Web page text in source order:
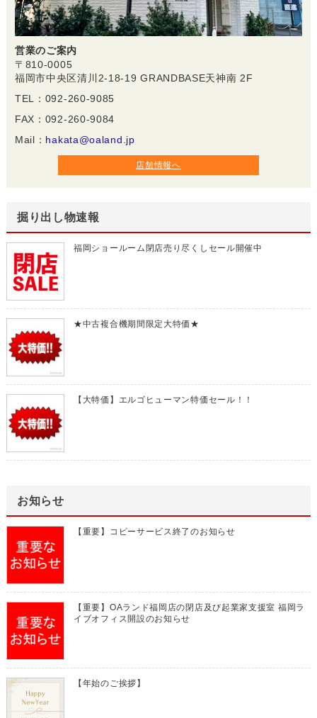
営業のご案内
〒810-0005
福岡市中央区清川2-18-19 GRANDBASE天神南 2F
TEL：092-260-9085
FAX：092-260-9084
Mail： hakata@oaland.jp
店舗情報へ
掘り出し物速報
福岡ショールーム閉店売り尽くしセール開催中
★中古複合機期間限定大特価★
【大特価】エルゴヒューマン特価セール！！
お知らせ
【重要】コピーサービス終了のお知らせ
【重要】OAランド福岡店の閉店及び起業家支援室 福岡ラ
イブオフィス開設のお知らせ
【年始のご挨拶】